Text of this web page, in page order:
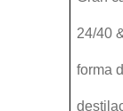
24/40
forma